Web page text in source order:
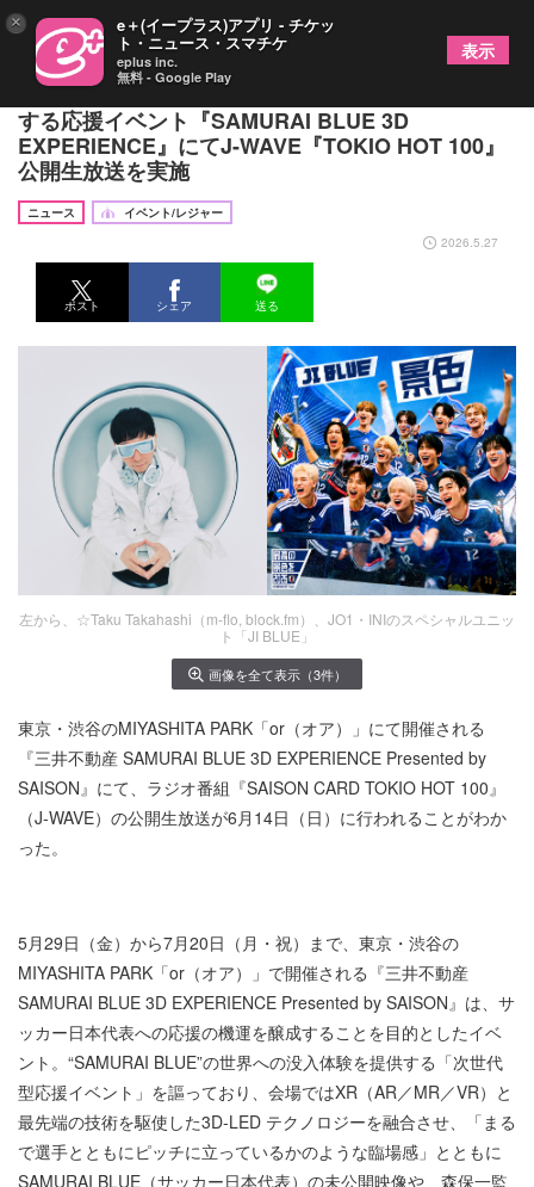
サッカー日本代表“SAMURAI BLUE”の世界に没入
する応援イベント『SAMURAI BLUE 3D
EXPERIENCE』にてJ-WAVE『TOKIO HOT 100』
公開生放送を実施
ニュース
イベント/レジャー
2026.5.27
ポスト シェア 送る
左から、☆Taku Takahashi（m-flo, block.fm）、JO1・INIのスペシャルユニッ
ト「JI BLUE」
画像を全て表示（3件）
東京・渋谷のMIYASHITA PARK「or（オア）」にて開催される
『三井不動産 SAMURAI BLUE 3D EXPERIENCE Presented by
SAISON』にて、ラジオ番組『SAISON CARD TOKIO HOT 100』
（J-WAVE）の公開生放送が6月14日（日）に行われることがわか
った。
5月29日（金）から7月20日（月・祝）まで、東京・渋谷の
MIYASHITA PARK「or（オア）」で開催される『三井不動産
SAMURAI BLUE 3D EXPERIENCE Presented by SAISON』は、サ
ッカー日本代表への応援の機運を醸成することを目的としたイベ
ント。“SAMURAI BLUE”の世界への没入体験を提供する「次世代
型応援イベント」を謳っており、会場ではXR（AR／MR／VR）と
最先端の技術を駆使した3D-LED テクノロジーを融合させ、「まる
で選手とともにピッチに立っているかのような臨場感」とともに
SAMURAI BLUE（サッカー日本代表）の未公開映像や、森保一監
× e＋(イープラス)アプリ - チケッ
ト・ニュース・スマチケ
eplus inc.
無料 - Google Play
表示